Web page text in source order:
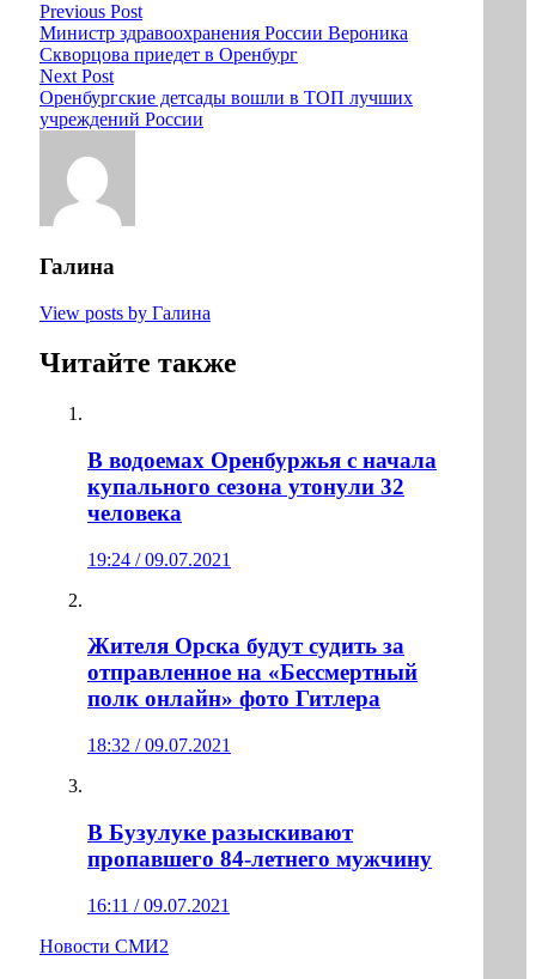
Previous Post
Министр здравоохранения России Вероника
Скворцова приедет в Оренбург
Next Post
Оренбургские детсады вошли в ТОП лучших
учреждений России
Галина
View posts by Галина
Читайте также
В водоемах Оренбуржья с начала
купального сезона утонули 32
человека
19:24 / 09.07.2021
Жителя Орска будут судить за
отправленное на «Бессмертный
полк онлайн» фото Гитлера
18:32 / 09.07.2021
В Бузулуке разыскивают
пропавшего 84-летнего мужчину
16:11 / 09.07.2021
Новости СМИ2